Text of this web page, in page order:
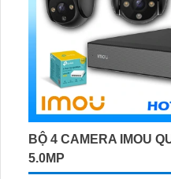
BỘ 4 CAMERA IMOU
5.0MP